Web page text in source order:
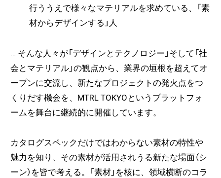
行ううえで様々なマテリアルを求めている、「素
材からデザインする」人
… そんな人々が「デザインとテクノロジー」そして「社
会とマテリアル」の観点から、業界の垣根を超えてオ
ープンに交流し、新たなプロジェクトの発火点をつ
くりだす機会を、MTRL TOKYOというプラットフォ
ームを舞台に継続的に開催しています。
カタログスペックだけではわからない素材の特性や
魅力を知り、その素材が活用されうる新たな場面（シ
ーン）を皆で考える。「素材」を核に、領域横断のコラ